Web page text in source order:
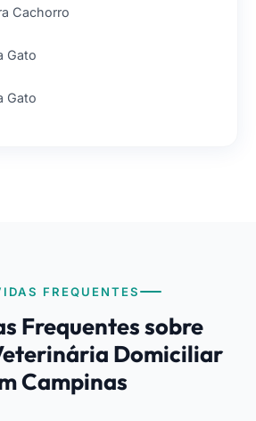
Cachorro
Gato
Gato
FREQUENTES
Frequentes sobre
Domiciliar
Campinas